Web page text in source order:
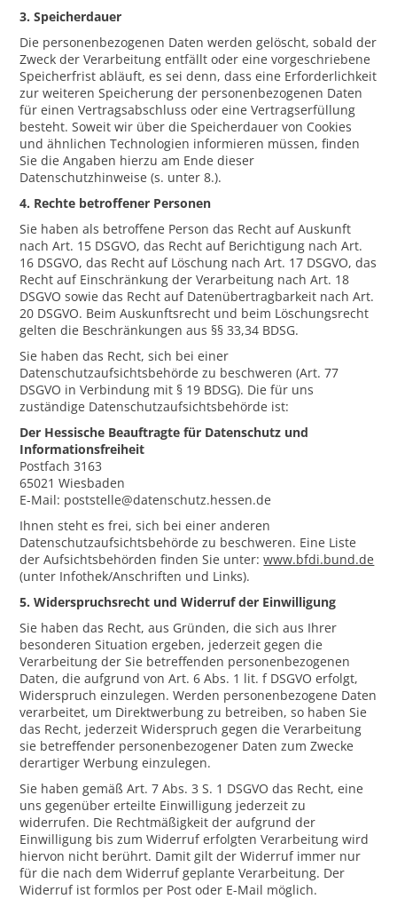
3. Speicherdauer
Die personenbezogenen Daten werden gelöscht, sobald der
Zweck der Verarbeitung entfällt oder eine vorgeschriebene
Speicherfrist abläuft, es sei denn, dass eine Erforderlichkeit
zur weiteren Speicherung der personenbezogenen Daten
für einen Vertragsabschluss oder eine Vertragserfüllung
besteht. Soweit wir über die Speicherdauer von Cookies
und ähnlichen Technologien informieren müssen, finden
Sie die Angaben hierzu am Ende dieser
Datenschutzhinweise (s. unter 8.).
4. Rechte betroffener Personen
Sie haben als betroffene Person das Recht auf Auskunft
nach Art. 15 DSGVO, das Recht auf Berichtigung nach Art.
16 DSGVO, das Recht auf Löschung nach Art. 17 DSGVO, das
Recht auf Einschränkung der Verarbeitung nach Art. 18
DSGVO sowie das Recht auf Datenübertragbarkeit nach Art.
20 DSGVO. Beim Auskunftsrecht und beim Löschungsrecht
gelten die Beschränkungen aus §§ 33,34 BDSG.
Sie haben das Recht, sich bei einer
Datenschutzaufsichtsbehörde zu beschweren (Art. 77
DSGVO in Verbindung mit § 19 BDSG). Die für uns
zuständige Datenschutzaufsichtsbehörde ist:
Der Hessische Beauftragte für Datenschutz und
Informationsfreiheit
Postfach 3163
65021 Wiesbaden
E-Mail: poststelle@datenschutz.hessen.de
Ihnen steht es frei, sich bei einer anderen
Datenschutzaufsichtsbehörde zu beschweren. Eine Liste
der Aufsichtsbehörden finden Sie unter:www.bfdi.bund.de
(unter Infothek/Anschriften und Links).
5. Widerspruchsrecht und Widerruf der Einwilligung
Sie haben das Recht, aus Gründen, die sich aus Ihrer
besonderen Situation ergeben, jederzeit gegen die
Verarbeitung der Sie betreffenden personenbezogenen
Daten, die aufgrund von Art. 6 Abs. 1 lit. f DSGVO erfolgt,
Widerspruch einzulegen. Werden personenbezogene Daten
verarbeitet, um Direktwerbung zu betreiben, so haben Sie
das Recht, jederzeit Widerspruch gegen die Verarbeitung
sie betreffender personenbezogener Daten zum Zwecke
derartiger Werbung einzulegen.
Sie haben gemäß Art. 7 Abs. 3 S. 1 DSGVO das Recht, eine
uns gegenüber erteilte Einwilligung jederzeit zu
widerrufen. Die Rechtmäßigkeit der aufgrund der
Einwilligung bis zum Widerruf erfolgten Verarbeitung wird
hiervon nicht berührt. Damit gilt der Widerruf immer nur
für die nach dem Widerruf geplante Verarbeitung. Der
Widerruf ist formlos per Post oder E-Mail möglich.